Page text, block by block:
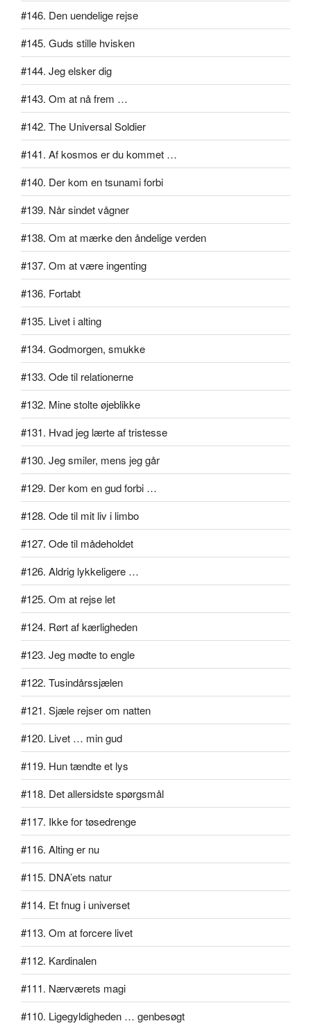
#146. Den uendelige rejse
#145. Guds stille hvisken
#144. Jeg elsker dig
#143. Om at nå frem …
#142. The Universal Soldier
#141. Af kosmos er du kommet …
#140. Der kom en tsunami forbi
#139. Når sindet vågner
#138. Om at mærke den åndelige verden
#137. Om at være ingenting
#136. Fortabt
#135. Livet i alting
#134. Godmorgen, smukke
#133. Ode til relationerne
#132. Mine stolte øjeblikke
#131. Hvad jeg lærte af tristesse
#130. Jeg smiler, mens jeg går
#129. Der kom en gud forbi …
#128. Ode til mit liv i limbo
#127. Ode til mådeholdet
#126. Aldrig lykkeligere …
#125. Om at rejse let
#124. Rørt af kærligheden
#123. Jeg mødte to engle
#122. Tusindårssjælen
#121. Sjæle rejser om natten
#120. Livet … min gud
#119. Hun tændte et lys
#118. Det allersidste spørgsmål
#117. Ikke for tøsedrenge
#116. Alting er nu
#115. DNA’ets natur
#114. Et fnug i universet
#113. Om at forcere livet
#112. Kardinalen
#111. Nærværets magi
#110. Ligegyldigheden … genbesøgt